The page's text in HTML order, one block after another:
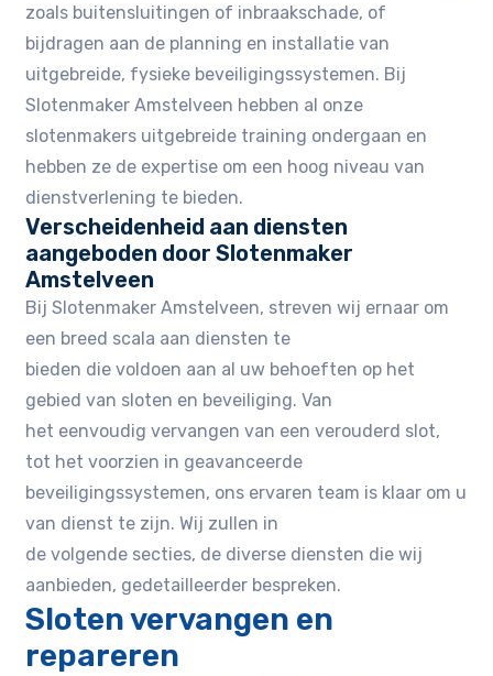
zoals buitensluitingen of inbraakschade, of
bijdragen aan de planning en installatie van
uitgebreide, fysieke beveiligingssystemen. Bij
Slotenmaker Amstelveen hebben al onze
slotenmakers uitgebreide training ondergaan en
hebben ze de expertise om een hoog niveau van
dienstverlening te bieden.
Verscheidenheid aan diensten
aangeboden door Slotenmaker
Amstelveen
Bij Slotenmaker Amstelveen, streven wij ernaar om
een breed scala aan diensten te
bieden die voldoen aan al uw behoeften op het
gebied van sloten en beveiliging. Van
het eenvoudig vervangen van een verouderd slot,
tot het voorzien in geavanceerde
beveiligingssystemen, ons ervaren team is klaar om u
van dienst te zijn. Wij zullen in
de volgende secties, de diverse diensten die wij
aanbieden, gedetailleerder bespreken.
Sloten vervangen en
repareren